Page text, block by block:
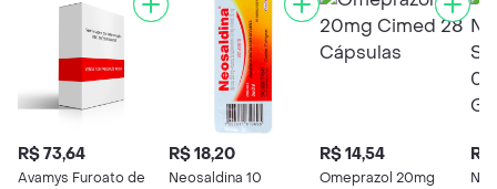
R$ 73,64
Avamys Furoato de
R$ 18,20
Neosaldina 10
R$ 14,54
Omeprazol 20mg
R$